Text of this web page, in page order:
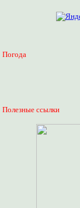
Погода
Полезные ссылки